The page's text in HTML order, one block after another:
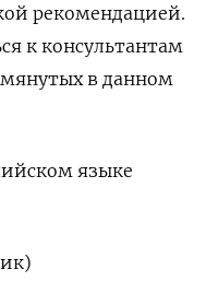
рекомендацией.
к консультантам
в данном
языке